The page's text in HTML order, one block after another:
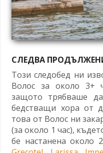
СЛЕДВА
Този следобед ни
Волос за около 3+
защото трябваше
бедстващи хора от
това от Волос ни
(за около 1 час),
бе настанена около